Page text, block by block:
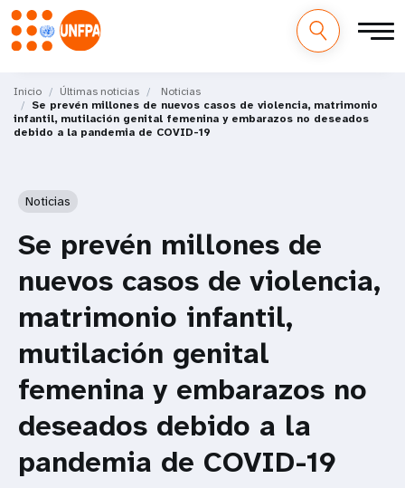
contenido
principal
M
a
Inicio Últimas noticias
Noticias
Se prevén millones de nuevos casos de violencia, matrimonio
infantil, mutilación genital femenina y embarazos no deseados
debido a la pandemia de COVID-19
Noticias
Se prevén millones de
nuevos casos de violencia,
matrimonio infantil,
mutilación genital
femenina y embarazos no
deseados debido a la
pandemia de COVID-19